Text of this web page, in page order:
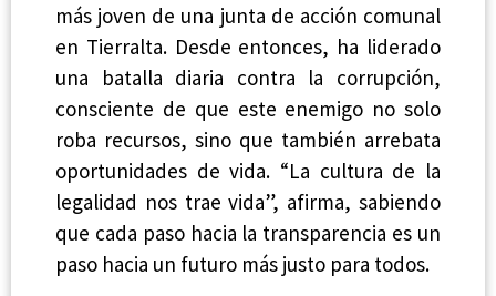
más joven de una junta de acción comunal
en Tierralta. Desde entonces, ha liderado
una batalla diaria contra la corrupción,
consciente de que este enemigo no solo
roba recursos, sino que también arrebata
oportunidades de vida. “La cultura de la
legalidad nos trae vida”, afirma, sabiendo
que cada paso hacia la transparencia es un
paso hacia un futuro más justo para todos.